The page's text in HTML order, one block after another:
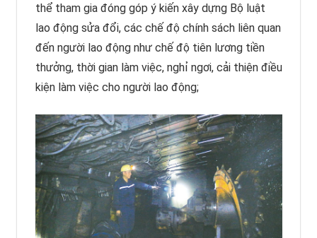
thể tham gia đóng góp ý kiến xây dựng Bộ luật
lao động sửa đổi, các chế độ chính sách liên quan
đến người lao động như chế độ tiên lương tiền
thưởng, thời gian làm việc, nghỉ ngơi, cải thiện điều
kiện làm việc cho người lao động;